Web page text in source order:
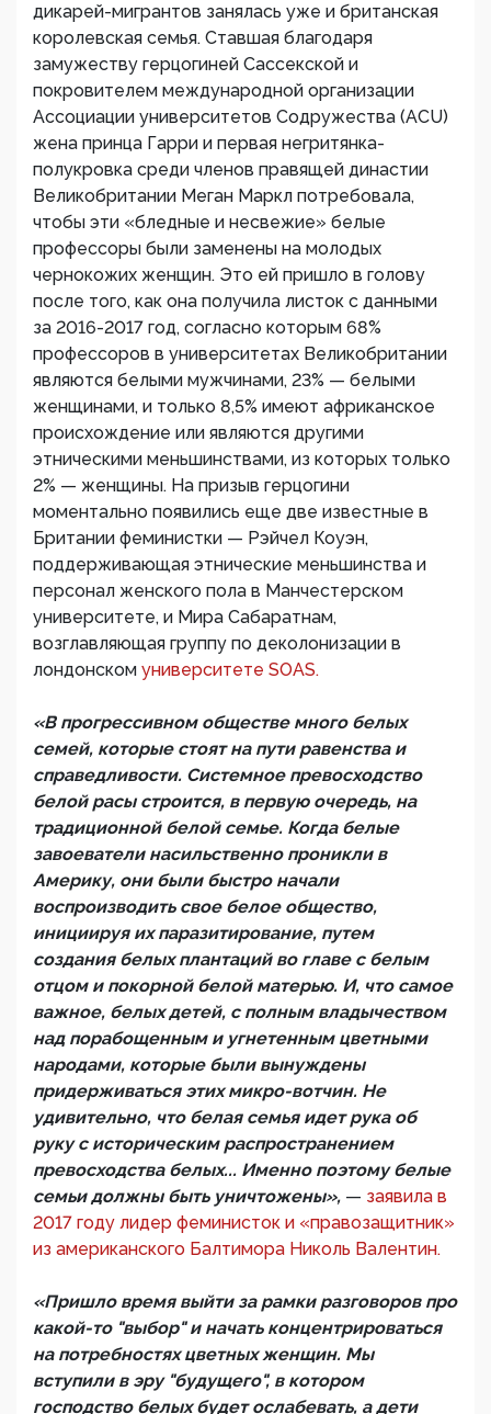
дикарей-мигрантов занялась уже и британская
королевская семья. Ставшая благодаря
замужеству герцогиней Сассекской и
покровителем международной организации
Ассоциации университетов Содружества (ACU)
жена принца Гарри и первая негритянка-
полукровка среди членов правящей династии
Великобритании Меган Маркл потребовала,
чтобы эти «бледные и несвежие» белые
профессоры были заменены на молодых
чернокожих женщин. Это ей пришло в голову
после того, как она получила листок с данными
за 2016-2017 год, согласно которым 68%
профессоров в университетах Великобритании
являются белыми мужчинами, 23% — белыми
женщинами, и только 8,5% имеют африканское
происхождение или являются другими
этническими меньшинствами, из которых только
2% — женщины. На призыв герцогини
моментально появились еще две известные в
Британии феминистки — Рэйчел Коуэн,
поддерживающая этнические меньшинства и
персонал женского пола в Манчестерском
университете, и Мира Сабаратнам,
возглавляющая группу по деколонизации в
лондонском университете SOAS.
«В прогрессивном обществе много белых
семей, которые стоят на пути равенства и
справедливости. Системное превосходство
белой расы строится, в первую очередь, на
традиционной белой семье. Когда белые
завоеватели насильственно проникли в
Америку, они были быстро начали
воспроизводить свое белое общество,
инициируя их паразитирование, путем
создания белых плантаций во главе с белым
отцом и покорной белой матерью. И, что самое
важное, белых детей, с полным владычеством
над порабощенным и угнетенным цветными
народами, которые были вынуждены
придерживаться этих микро-вотчин. Не
удивительно, что белая семья идет рука об
руку с историческим распространением
превосходства белых... Именно поэтому белые
семьи должны быть уничтожены», — заявила в
2017 году лидер феминисток и «правозащитник»
из американского Балтимора Николь Валентин.
«Пришло время выйти за рамки разговоров про
какой-то "выбор" и начать концентрироваться
на потребностях цветных женщин. Мы
вступили в эру "будущего", в котором
господство белых будет ослабевать, а дети